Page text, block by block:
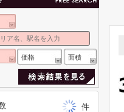
価格 面積
件